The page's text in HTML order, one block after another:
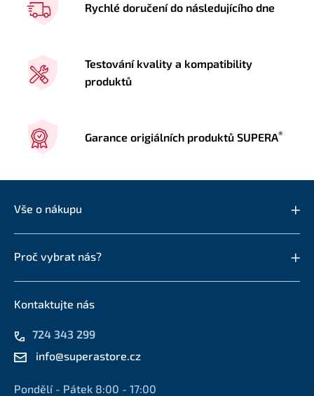
Rychlé doručení do následujícího dne
Testování kvality a kompatibility
produktů
Garance origiálních produktů SUPERA®
Vše o nákupu
Proč vybrat nás?
Kontaktujte nás
724 343 299
info@superastore.cz
Pondělí - Pátek 8:00 - 17:00